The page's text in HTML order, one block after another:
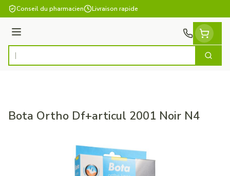
Aller au contenu
Conseil du pharmacien Livraison rapide
Menu
Rechercher
Bota Ortho Df+articul 2001 Noir N4